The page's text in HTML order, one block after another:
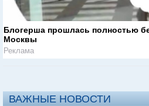
Блогерша прошлась полностью
Москвы
Реклама
ВАЖНЫЕ НОВОСТИ